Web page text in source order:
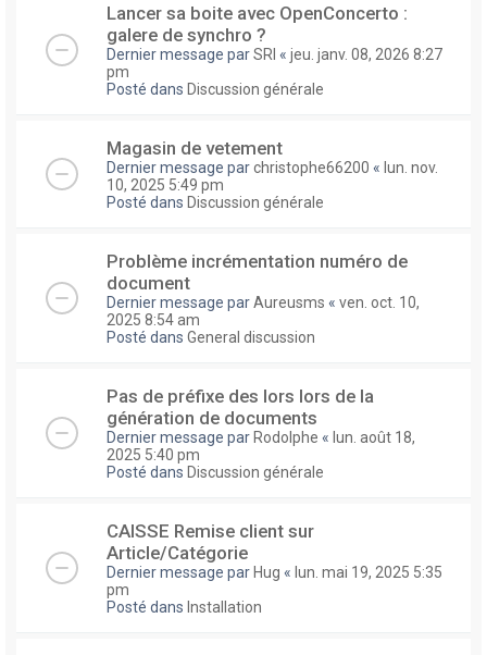
Lancer sa boite avec OpenConcerto :
galere de synchro ?
Dernier message parSRI « jeu. janv. 08, 2026 8:27
pm
Posté dans Discussion générale
Magasin de vetement
Dernier message parchristophe66200 « lun. nov.
10, 2025 5:49 pm
Posté dans Discussion générale
Problème incrémentation numéro de
document
Dernier message parAureusms « ven. oct. 10,
2025 8:54 am
Posté dans General discussion
Pas de préfixe des lors lors de la
génération de documents
Dernier message par Rodolphe « lun. août 18,
2025 5:40 pm
Posté dans Discussion générale
CAISSE Remise client sur
Article/Catégorie
Dernier message par Hug « lun. mai 19, 2025 5:35
pm
Posté dans Installation